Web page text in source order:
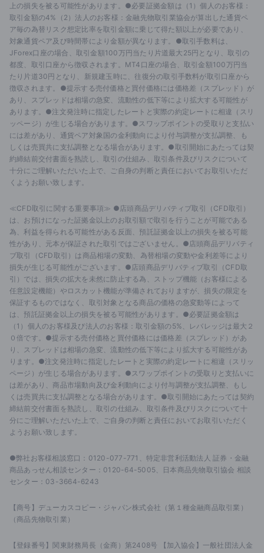
上の損失を被る可能性があります。●必要証拠金額は（1）個人のお客様：
取引金額の4%（2）法人のお客様：金融先物取引業協会が算出した通貨ペ
ア毎の為替リスク想定比率を取引金額に乗じて得た額以上が必要であり、
対象通貨ペア及び時間帯により金額が異なります。●取引手数料は、
JForex口座の場合、取引金額100万円当たり片道最大25円となり、取引の
都度、取引口座から徴収されます。MT4口座の場合、取引金額100万円当
たり片道30円となり、新規建玉時に、往復分の取引手数料が取引口座から
徴収されます。●提示する売付価格と買付価格には価格差（スプレッド）が
あり、スプレッドは相場の急変、流動性の低下等により拡大する可能性が
あります。●注文発注時に指定したレートと実際の約定レートに相違（スリ
ッページ）が生じる場合があります。●スワップポイントの受取りと支払い
には差があり、通貨ペア対象国の金利動向により付与調整が支払調整、も
しくは売買共に支払調整となる場合があります。●取引開始にあたっては契
約締結前交付書面を熟読し、取引の仕組み、取引条件及びリスクについて
十分にご理解いただいた上で、ご自身の判断と責任においてお取引いただ
くようお願い致します。
≪CFD取引に関する重要事項≫ ●店頭商品デリバティブ取引（CFD取引）
は、お預けになった証拠金以上のお取引額で取引を行うことが可能である
為、利益を得られる可能性がある反面、預託証拠金以上の損失を被る可能
性があり、元本が保証された取引ではございません。●店頭商品デリバティ
ブ取引（CFD取引）は商品相場の変動、為替相場の変動や金利差等により
損失が生じる可能性がございます。●店頭商品デリバティブ取引（CFD取
引）では、損失の拡大を未然に防止する為、ストップ機能（お客様による
任意設定機能）やロスカット機能が準備されておりますが、損失の限定を
保証するものではなく、取引対象となる商品の価格の急変動等によって
は、預託証拠金以上の損失を被る可能性があります。●必要証拠金額は
（1）個人のお客様及び法人のお客様：取引金額の5%、レバレッジは最大２
０倍です。●提示する売付価格と買付価格には価格差（スプレッド）があ
り、スプレッドは相場の急変、流動性の低下等により拡大する可能性があ
ります。●注文発注時に指定したレートと実際の約定レートに相違（スリッ
ページ）が生じる場合があります。●スワップポイントの受取りと支払いに
は差があり、商品市場動向及び金利動向により付与調整が支払調整、もし
くは売買共に支払調整となる場合があります。●取引開始にあたっては契約
締結前交付書面を熟読し、取引の仕組み、取引条件及びリスクについて十
分にご理解いただいた上で、ご自身の判断と責任においてお取引いただく
ようお願い致します。
●弊社お客様相談窓口：0120-077-771、特定非営利活動法人 証券・金融
商品あっせん相談センター：0120-64-5005、日本商品先物取引協会 相談
センター：03-3664-6243
【商号】デューカスコピー・ジャパン株式会社（第１種金融商品取引業）
（商品先物取引業）
【登録番号】関東財務局長（金商）第2408号 【加入協会】一般社団法人金